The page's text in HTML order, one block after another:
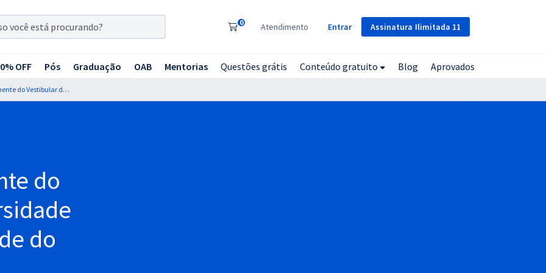
Assinatura Ilimitada 11
0 Atendimento Entrar
OFF Pós Graduação OAB Mentorias Questões grátis Conteúdo gratuito Blog Aprovados
COMPERVE-UFRN - Comissão Permanente do Vestibular da Universidade Federal do Rio Grande do Norte
do
do